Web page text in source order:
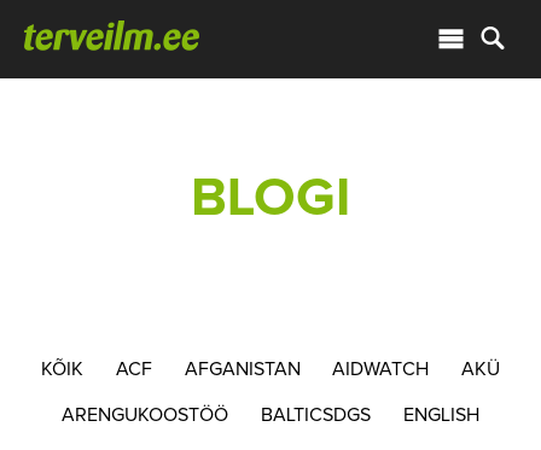
BLOGI
KÕIK ACF AFGANISTAN AIDWATCH AKÜ
ARENGUKOOSTÖÖ BALTICSDGS ENGLISH